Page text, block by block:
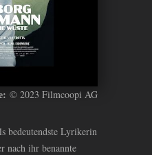
© 2023 Filmcoopi AG
bedeutendste Lyrikerin
nach ihr benannte